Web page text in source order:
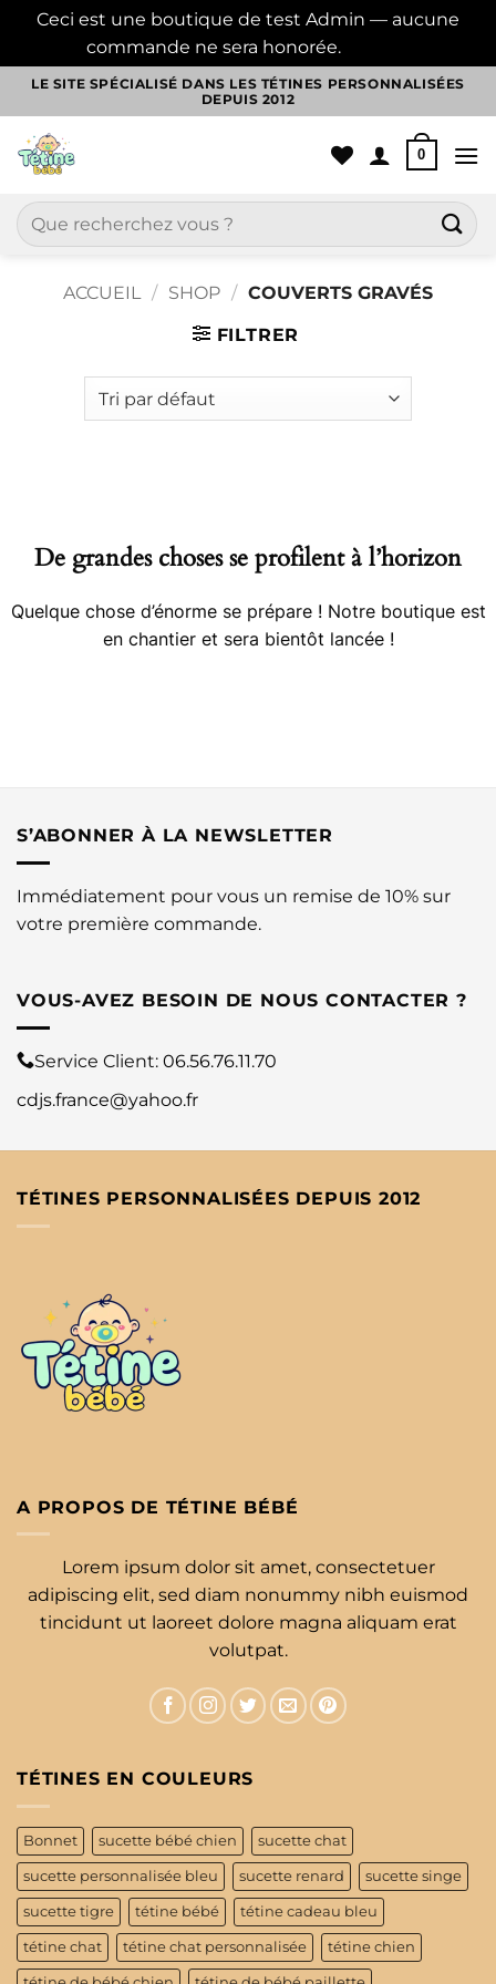
Ceci est une boutique de test Admin — aucune
commande ne sera honorée.
Passer
contenu
LE SITE SPÉCIALISÉ DANS LES TÉTINES PERSONNALISÉES
DEPUIS 2012
0
Recherche
pour :
ACCUEIL / SHOP / COUVERTS GRAVÉS
FILTRER
De grandes choses se profilent à l’horizon
Quelque chose d’énorme se prépare ! Notre boutique est
en chantier et sera bientôt lancée !
S’ABONNER À LA NEWSLETTER
Immédiatement pour vous un remise de 10% sur
votre première commande.
VOUS-AVEZ BESOIN DE NOUS CONTACTER ?
Service Client: 06.56.76.11.70
cdjs.france@yahoo.fr
TÉTINES PERSONNALISÉES DEPUIS 2012
A PROPOS DE TÉTINE BÉBÉ
Lorem ipsum dolor sit amet, consectetuer
adipiscing elit, sed diam nonummy nibh euismod
tincidunt ut laoreet dolore magna aliquam erat
volutpat.
TÉTINES EN COULEURS
Bonnet sucette bébé chien sucette chat
sucette personnalisée bleu sucette renard sucette singe
sucette tigre tétine bébé tétine cadeau bleu
tétine chat tétine chat personnalisée tétine chien